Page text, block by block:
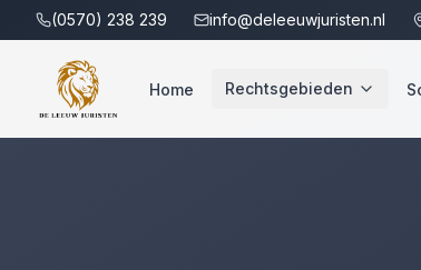
(0570) 238 239 info@deleeuwjuristen.nl
Home Rechtsgebieden